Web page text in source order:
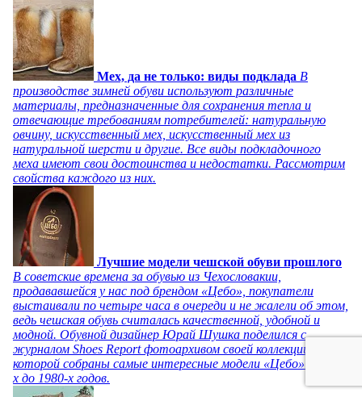
Мех, да не только: виды подклада В
производстве зимней обуви используют различные
материалы, предназначенные для сохранения тепла и
отвечающие требованиям потребителей: натуральную
овчину, искусственный мех, искусственный мех из
натуральной шерсти и другие. Все виды подкладочного
меха имеют свои достоинства и недостатки. Рассмотрим
свойства каждого из них.
Лучшие модели чешской обуви прошлого
В советские времена за обувью из Чехословакии,
продававшейся у нас под брендом «Цебо», покупатели
выстаивали по четыре часа в очереди и не жалели об этом,
ведь чешская обувь считалась качественной, удобной и
модной. Обувной дизайнер Юрай Шушка поделился с
журналом Shoes Report фотоархивом своей коллекции, в
которой собраны самые интересные модели «Цебо» с 1940-
х до 1980-х годов.